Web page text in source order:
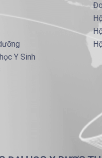
Y Sinh